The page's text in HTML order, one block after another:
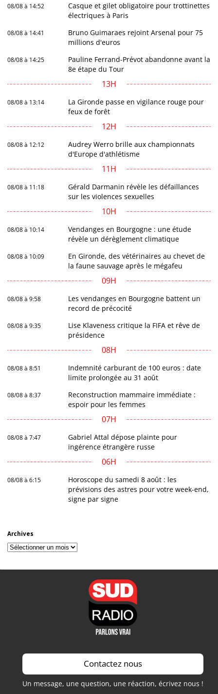
08/08 à 14:52
Casque et gilet obligatoire pour trottinettes
électriques à Paris
08/08 à 14:41
Bruno Guimaraes rejoint Arsenal pour 75
millions d'euros
08/08 à 14:25
Pauline Ferrand-Prévot abandonne avant la
8e étape du Tour
13H
08/08 à 13:14
La Gironde passe en vigilance rouge pour
feux de forêt
12H
08/08 à 12:12
Audrey Werro brille aux championnats
d'Europe d'athlétisme
11H
08/08 à 11:18
Gérald Darmanin révèle les défaillances
sur les violences sexuelles
10H
08/08 à 10:14
Vendanges en Bourgogne : une étude
révèle un dérèglement climatique
08/08 à 10:09
En Gironde, des vétérinaires au chevet de
la faune sauvage après le mégafeu
09H
08/08 à 9:58
Les vendanges en Bourgogne battent un
record de précocité
08/08 à 9:35
Lise Klaveness critique la FIFA et rêve de
présidence
08H
08/08 à 8:51
Indemnité carburant de 100 euros : date
limite prolongée au 31 août
08/08 à 8:37
Reconstruction mammaire immédiate :
espoir pour les femmes
07H
08/08 à 7:47
Gabriel Attal dépose plainte pour
ingérence étrangère russe
06H
08/08 à 6:15
Horoscope du samedi 8 août : les
prévisions des astres pour votre week-end,
signe par signe
Archives
Archives
Contactez nous
Un message, une question, une réaction, écrivez nous !